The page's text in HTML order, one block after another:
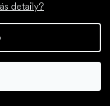
detaily?